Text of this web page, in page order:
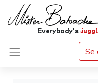
Everybody's
Se